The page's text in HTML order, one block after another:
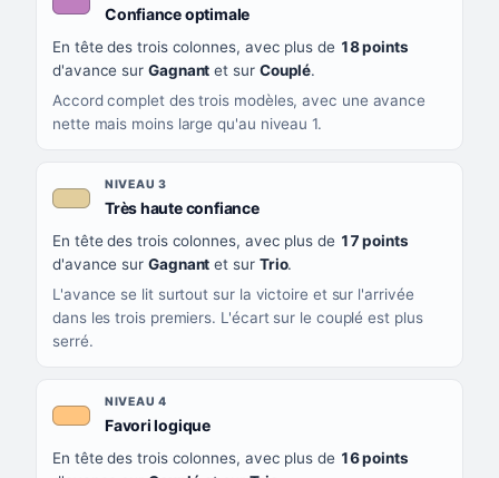
Confiance optimale, couleur mauve
En tête des trois colonnes, avec plus de 18 points
d'avance sur Gagnant et sur Couplé.
Accord complet des trois modèles, avec une avance
nette mais moins large qu'au niveau 1.
NIVEAU 3
Très haute confiance, couleur beige
En tête des trois colonnes, avec plus de 17 points
d'avance sur Gagnant et sur Trio.
L'avance se lit surtout sur la victoire et sur l'arrivée
dans les trois premiers. L'écart sur le couplé est plus
serré.
NIVEAU 4
Favori logique, couleur orange clair
En tête des trois colonnes, avec plus de 16 points